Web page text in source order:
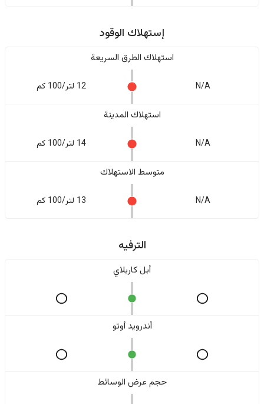
إستهلاك الوقود
استهلاك الطرق السريعة
N/A 12 لتر/100 كم
استهلاك المدينة
N/A 14 لتر/100 كم
متوسط الاستهلاك
N/A 13 لتر/100 كم
الترفيه
أبل كاربلاي
أندرويد أوتو
حجم عرض الوسائط